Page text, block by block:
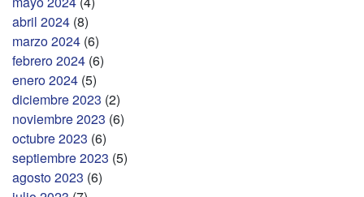
abril 2024 (8)
marzo 2024 (6)
febrero 2024 (6)
enero 2024 (5)
diciembre 2023 (2)
noviembre 2023 (6)
octubre 2023 (6)
septiembre 2023 (5)
agosto 2023 (6)